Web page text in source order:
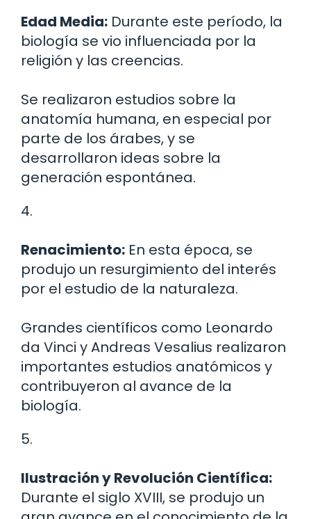
Edad Media: Durante este período, la
biología se vio influenciada por la
religión y las creencias.
Se realizaron estudios sobre la
anatomía humana, en especial por
parte de los árabes, y se
desarrollaron ideas sobre la
generación espontánea.
4.
Renacimiento: En esta época, se
produjo un resurgimiento del interés
por el estudio de la naturaleza.
Grandes científicos como Leonardo
da Vinci y Andreas Vesalius realizaron
importantes estudios anatómicos y
contribuyeron al avance de la
biología.
5.
Ilustración y Revolución Científica:
Durante el siglo XVIII, se produjo un